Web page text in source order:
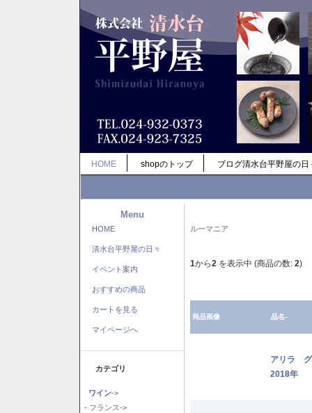
HOME shopのトップ ブログ清水台平野屋の日
Menu
HOME
清水台平野屋の日々
イベント案内
おすすめの商品
カートを見る
マイページへ
カテゴリ
ワイン->
- フランス->
ルーマニア
1から2 を表示中 (商品の数: 2)
商品画像 品名-
アリラ
2018年